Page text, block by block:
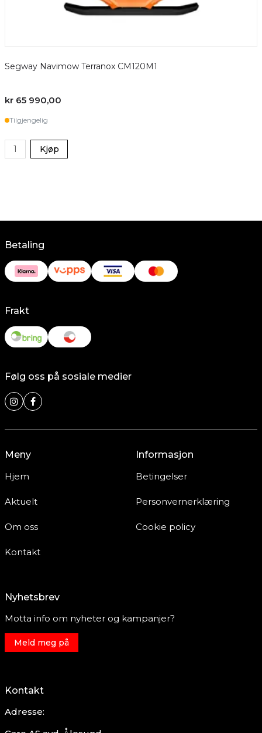
Segway Navimow Terranox CM120M1
kr 65 990,00
Tilgjengelig
Kjøp
Betaling
Frakt
Følg oss på sosiale medier
Meny
Hjem
Aktuelt
Om oss
Kontakt
Informasjon
Betingelser
Personvernerklæring
Cookie policy
Nyhetsbrev
Motta info om nyheter og kampanjer?
Meld meg på
Kontakt
Adresse: